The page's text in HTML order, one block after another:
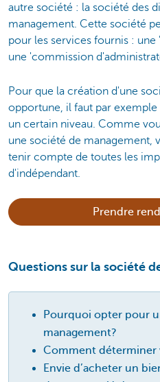
autre société : la société des
management. Cette société
pour les services fournis :
une 'commission
Pour que la création d'une
opportune, il faut par
un certain niveau. Comme
une société de management,
tenir compte de toutes les
d'indépendant.
Prendre
Questions sur la société
Pourquoi opter pour
management?
Comment déterminer
Envie d’acheter un